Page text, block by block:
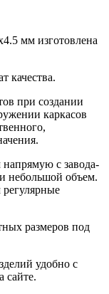
мм изготовлена
качества.
при создании
каркасов
с завода-
небольшой объем.
размеров под
удобно с
сайте.